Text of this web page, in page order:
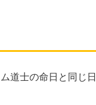
道士の命日と同じ